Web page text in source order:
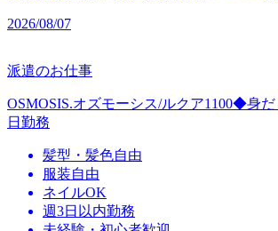
2026/08/07
派遣のお仕事
OSMOSIS.オズモーシス/ルクア1100◆身
日勤務
髪型・髪色自由
服装自由
ネイルOK
週3日以内勤務